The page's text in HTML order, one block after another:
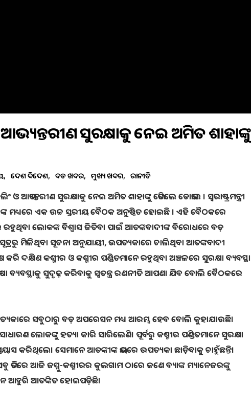
ଆଭ୍ୟନ୍ତରୀଣ ସୁରକ୍ଷାକୁ ନେଇ ଅମିତ ଶାହାଙ୍କୁ
ଦେଶ ବିଦେଶ ବଡ ଖବର ମୁଖ୍ୟ ଖବର ରାଜନୀତି
ଆଭ୍ୟନ୍ତରୀଣ ସୁରକ୍ଷାକୁ ନେଇ ଅମିତ ଶାହାଙ୍କୁ ଭେଟିଲେ ଡୋଭାଲ । ସ୍ୱରାଷ୍ଟ୍ରମନ୍ତ୍ରୀ
ମଧ୍ୟରେ ଏକ ଉଚ୍ଚ ସ୍ତରୀୟ ବୈଠକ ଅନୁଷ୍ଠିତ ହୋଇଛି । ଏହି ବୈଠକରେ
ଲୋକଙ୍କ ବିଶ୍ୱାସ ଜିତିବା ପାଇଁ ଆତଙ୍କବାଦୀଙ୍କ ବିରୋଧରେ ବଡ଼
ମିଳିଥିବା ସୂଚନା ଅନୁଯାୟୀ, ଉପତ୍ୟକାରେ ଚାଲିଥିବା ଆତଙ୍କବାଦୀ
କଶ୍ମୀର ଓ କଶ୍ମୀର ପଣ୍ଡିତମାନେ ରହୁଥିବା ଅଞ୍ଚଳରେ ସୁରକ୍ଷା ବ୍ୟବସ୍ଥା
ବ୍ୟବସ୍ଥାକୁ ସୁଦୃଢ଼ କରିବାକୁ ସ୍ୱତନ୍ତ୍ର ରଣନୀତି ଆପଣା ଯିବ ବୋଲି ବୈଠକରେ
ସବୁଠାରୁ ବଡ଼ ଅପରେସନ ମଧ୍ୟ ଆରମ୍ଭ ହେବ ବୋଲି କୁହାଯାଉଛି।
ଲୋକଙ୍କୁ ହତ୍ୟା କାରି ସାରିଲେଣି। ପୂର୍ବରୁ କଶ୍ମୀର ପଣ୍ଡିତମାନେ ସୁରକ୍ଷା
କରିଥିଲେ। ସେମାନେ ଆତଙ୍କୀଙ୍କ ଭୟରେ ଉପତ୍ୟକା ଛାଡ଼ିବାକୁ ଚାହୁଁଛନ୍ତି।
ଆଜି ଜମ୍ମୁ-କଶ୍ମୀରର କୁଲଗାମ ଠାରେ ଜଣେ ବ୍ୟାଙ୍କ ମ୍ୟାନେଜରଙ୍କୁ
ଆହୁରି ଆତଙ୍କିତ ହୋଇପଡ଼ିଛି।